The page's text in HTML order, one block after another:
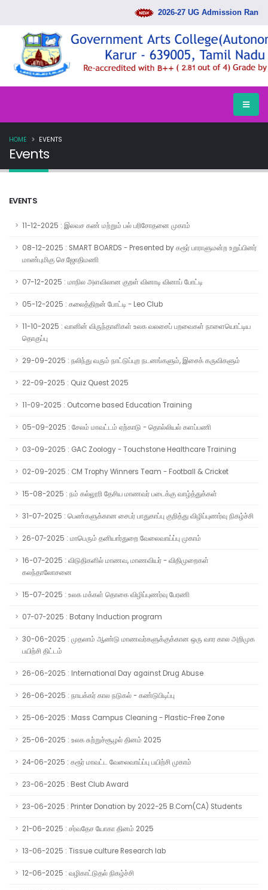
2026-27 UG Admission Rank
Events
HOME EVENTS
EVENTS
11-12-2025 : இலவச கண் மற்றும் பல் பரிசோதனை முகாம்
08-12-2025 : SMART BOARDS - Presented by கரூர் பாராளுமன்ற உறுப்பினர்
மாண்புமிகு செ.ஜோதிமணி
07-12-2025 : மாநில அளவிலான குறள் வினாடி வினாப் போட்டி
05-12-2025 : கலைத்திறன் போட்டி - Leo Club
11-10-2025 : வானின் விருந்தாளிகள் உலக வலசைப் பறவைகள் நாளையொட்டிய
தொகுப்பு
29-09-2025 : நலிந்து வரும் நாட்டுப்புற நடனங்களும், இசைக் கருவிகளும்
22-09-2025 : Quiz Quest 2025
11-09-2025 : Outcome based Education Training
05-09-2025 : சேலம் மாவட்டம் ஏற்காடு - தொல்லியல் களப்பணி
03-09-2025 : GAC Zoology - Touchstone Healthcare Training
02-09-2025 : CM Trophy Winners Team - Football & Cricket
15-08-2025 : நம் கல்லூரி தேசிய மாணவர் படைக்கு வாழ்த்துக்கள்
31-07-2025 : பெண்களுக்கான சைபர் பாதுகாப்பு குறித்து விழிப்புணர்வு நிகழ்ச்சி
26-07-2025 : மாபெரும் தனியார்துறை வேலைவாய்ப்பு முகாம்
16-07-2025 : விடுதிகளில் மாணவ, மாணவியர் - விதிமுறைகள்
கலந்தாலோசனை
15-07-2025 : உலக மக்கள் தொகை விழிப்புணர்வு பேரணி
07-07-2025 : Botany Induction program
30-06-2025 : முதலாம் ஆண்டு மாணவர்களுக்குக்கான ஒரு வார கால அறிமுக
பயிற்சி திட்டம்
26-06-2025 : International Day against Drug Abuse
26-06-2025 : நாயக்கர் கால நடுகல் - கண்டுபிடிப்பு
25-06-2025 : Mass Campus Cleaning - Plastic-Free Zone
25-06-2025 : உலக சுற்றுச்சூழல் தினம் 2025
24-06-2025 : கரூர் மாவட்ட வேலைவாய்ப்பு பயிற்சி முகாம்
23-06-2025 : Best Club Award
23-06-2025 : Printer Donation by 2022-25 B.Com(CA) Students
21-06-2025 : சர்வதேச யோகா தினம் 2025
13-06-2025 : Tissue culture Research lab
12-06-2025 : வழிகாட்டுதல் நிகழ்ச்சி